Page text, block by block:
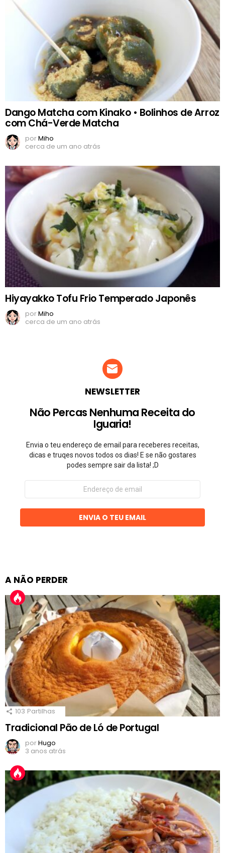
Dango Matcha com Kinako • Bolinhos de Arroz
com Chá-Verde Matcha
porMiho
cerca de um ano atrás
Hiyayakko Tofu Frio Temperado Japonês
porMiho
cerca de um ano atrás
NEWSLETTER
Não Percas Nenhuma Receita do
Iguaria!
Envia o teu endereço de email para receberes receitas,
dicas e truqes novos todos os dias! E se não gostares
podes sempre sair da lista! ;D
Endereço
email
ENVIA O TEU EMAIL
A NÃO PERDER
103 Partilhas
Tradicional Pão de Ló de Portugal
porHugo
3 anos atrás